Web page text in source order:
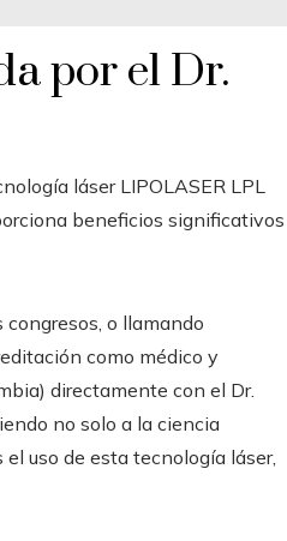
por el Dr.
láser LIPOLASER LPL
beneficios significativos
o llamando
como médico y
directamente con el Dr.
no solo a la ciencia
uso de esta tecnología láser,